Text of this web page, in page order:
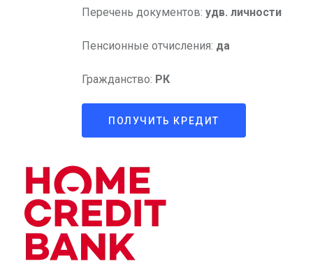
Перечень документов: удв. личности
Пенсионные отчисления: да
Гражданство: РК
ПОЛУЧИТЬ КРЕДИТ